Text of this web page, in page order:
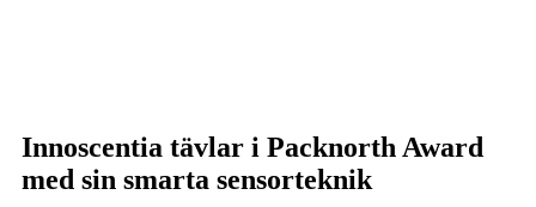
Innoscentia tävlar i Packnorth Award
med sin smarta sensorteknik